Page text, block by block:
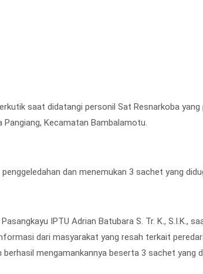
saat didatangi personil Sat Resnarkoba
Pangiang, Kecamatan Bambalamotu.
dan menemukan 3 sachet yang
IPTU Adrian Batubara S. Tr. K., S.I.K.,
dari masyarakat yang resah terkait
berhasil mengamankannya beserta 3 sachet